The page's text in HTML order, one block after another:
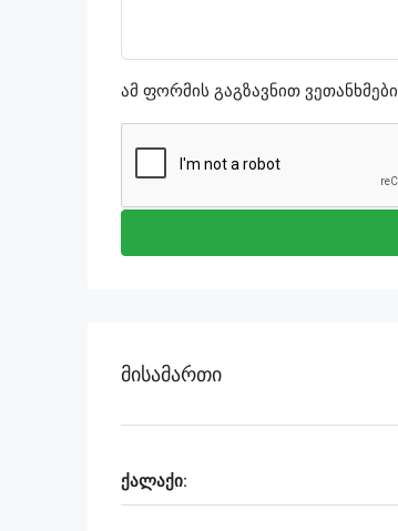
ამ ფორმის გაგზავნით ვეთანხმები
Მისამართი
ქალაქი: